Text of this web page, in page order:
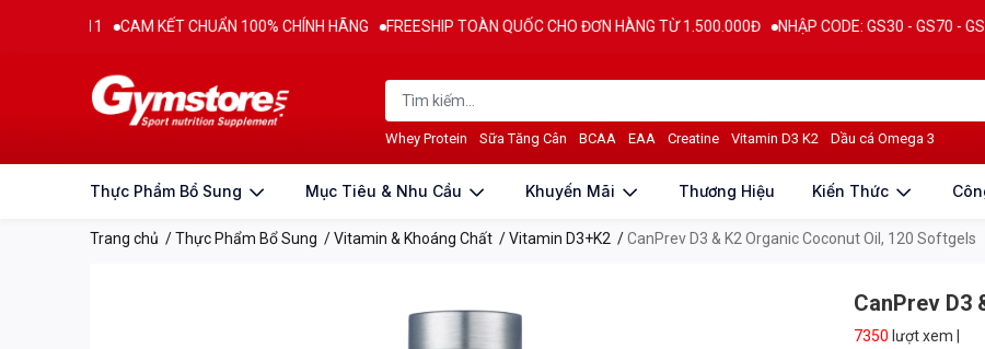
CAM KẾT CHUẨN 100% CHÍNH HÃNG FREESHIP TOÀN QUỐC CHO ĐƠN HÀNG TỪ 1.500.000Đ NHẬP CODE: GS30 - GS70 - GS100
Whey Protein Sữa Tăng Cân BCAA EAA Creatine Vitamin D3 K2 Dầu cá Omega 3
Thực Phẩm Bổ Sung Mục Tiêu & Nhu Cầu Khuyến Mãi Thương Hiệu Kiến Thức
Trang chủ /Thực Phẩm Bổ Sung /Vitamin & Khoáng Chất /Vitamin D3+K2 /CanPrev D3 & K2 Organic Coconut Oil, 120 Softgels
Thông tin sản phẩm Đặc điểm nổi bật & Thành phần dinh dưỡng Đánh giá sản phẩm
CanPrev D3
7350 lượt xem |